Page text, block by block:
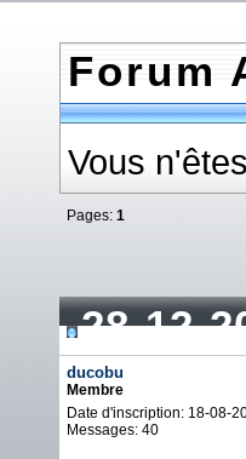
Forum
Vous
Pages: 1
28-12-
ducobu
Membre
Date d'inscription: 18-08-
Messages: 40